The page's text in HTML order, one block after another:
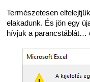
Természetesen
elakadunk. És jön egy
hívjuk a parancstáblát…